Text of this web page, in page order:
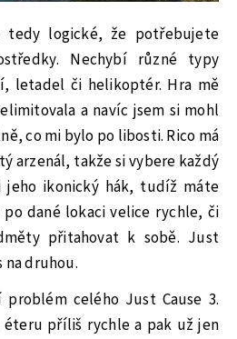
tedy logické, že potřebujete
Nechybí různé typy
letadel či helikoptér. Hra mě
a navíc jsem si mohl
co mi bylo po libosti. Rico má
arzenál, takže si vybere každý
jeho ikonický hák, tudíž máte
dané lokaci velice rychle, či
přitahovat k sobě. Just
na druhou.
celého Just Cause 3.
příliš rychle a pak už jen